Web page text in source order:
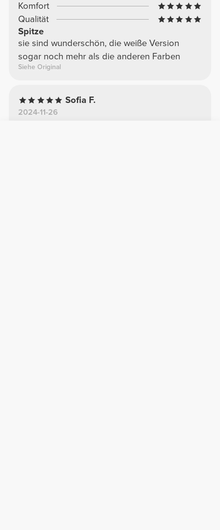
Komfort
Qualität
Spitze
sie sind wunderschön, die weiße Version
sogar noch mehr als die anderen Farben
Siehe Original
Sofia F.
2024-11-26